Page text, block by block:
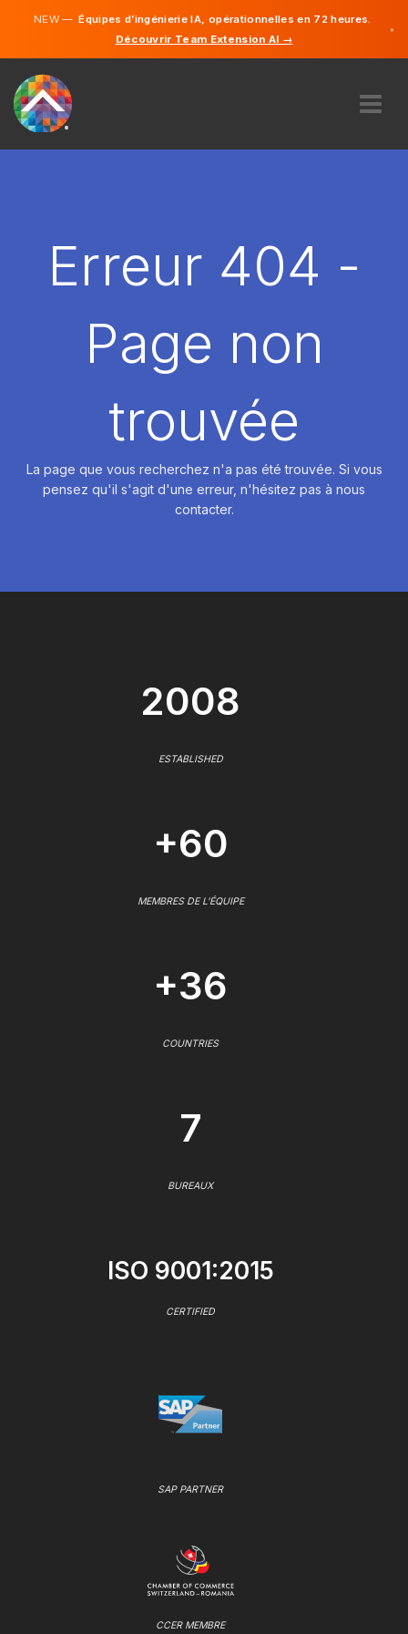
NEW —Équipes d’ingénierie IA, opérationnelles en 72 heures.
Découvrir Team Extension AI →
×
DÉMARRER
Erreur 404 -
Page non
trouvée
La page que vous recherchez n'a pas été trouvée. Si vous
pensez qu'il s'agit d'une erreur, n'hésitez pas à nous
contacter.
2008
ESTABLISHED
+60
MEMBRES DE L'ÉQUIPE
+36
COUNTRIES
7
BUREAUX
ISO 9001:2015
CERTIFIED
SAP PARTNER
CCER MEMBRE